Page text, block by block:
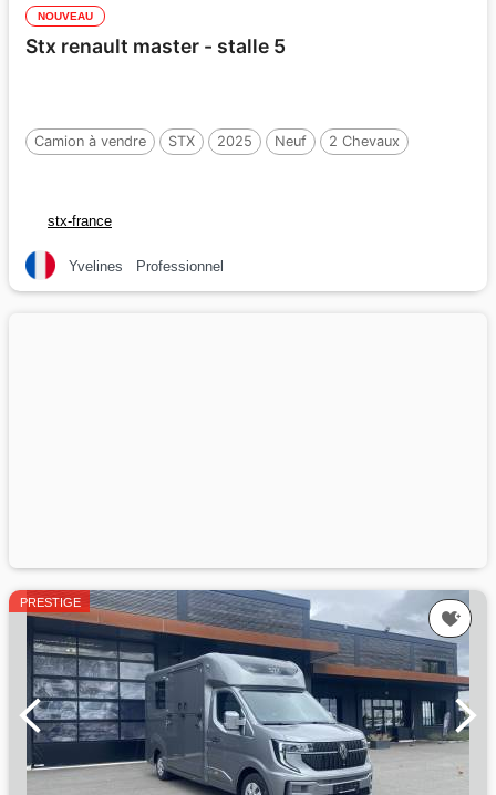
NOUVEAU
Stx renault master - stalle 5
Camion à vendre STX 2025 Neuf 2 Chevaux
stx-france
Yvelines Professionnel
PRESTIGE